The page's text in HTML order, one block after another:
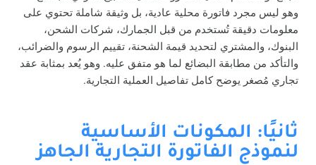
وهو ليس مجرد فاتورة محلية عادية، بل وثيقة شاملة تحتوي على
معلومات دقيقة تُستخدم من قبل الجمارك، شركات الشحن،
البنوك، والمشتري لتحديد قيمة الشحنة، تقييم الرسوم والضرائب،
والتأكد من مطابقة البضائع لما هو متفق عليه. وهو يُعد بمثابة عقد
تجاري مُصغر يوضح كامل تفاصيل العملية التجارية.
ثانيًا: المكونات الأساسية
لنموذج الفاتورة التجارية الجاهز